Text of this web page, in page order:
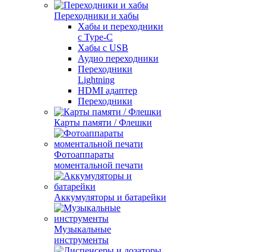
Переходники и хабы
Хабы и переходники
с Type-C
Хабы с USB
Аудио переходники
Переходники
Lightning
HDMI адаптер
Переходники
Карты памяти / Флешки
Фотоаппараты
моментальной печати
Аккумуляторы и батарейки
Музыкальные
инструменты